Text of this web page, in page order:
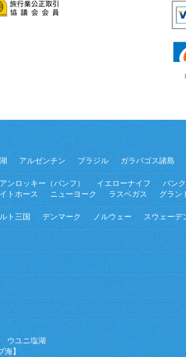
アルゼンチン ブラジル ガラパゴス諸島
ンロッキー（バンフ） イエローナイフ バン
トホース ニューヨーク ラスベガス グラン
ト三国 デンマーク ノルウェー スウェーデ
ウユニ塩湖
海】